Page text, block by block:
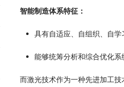
智能制造体系特征：
具有自适应、自组织、自学
能够统筹分析和综合优化系
而激光技术作为一种先进加工